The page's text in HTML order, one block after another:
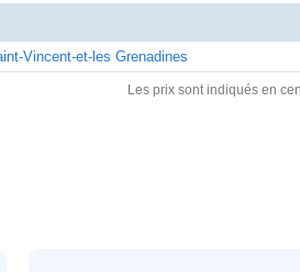
Vincent-et-les Grenadines
Les prix sont indiqués en